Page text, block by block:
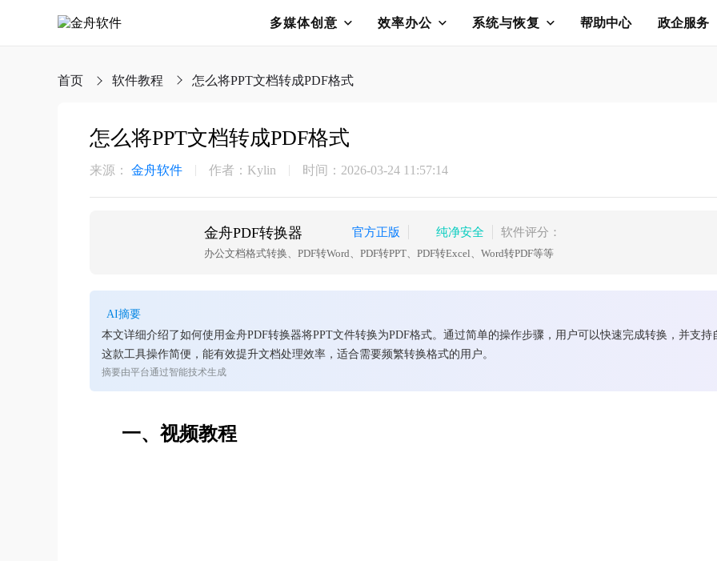
多媒体创意 效率办公 系统与恢复 帮助中心 政企服务
首页 软件教程 怎么将PPT文档转成PDF格式
怎么将PPT文档转成PDF格式
来源： 金舟软件 作者：Kylin 时间：2026-03-24 11:57:14
金舟PDF转换器 官方正版 纯净安全 软件评分：
办公文档格式转换、PDF转Word、PDF转PPT、PDF转Excel、Word转PDF等等
AI摘要
本文详细介绍了如何使用金舟PDF转换器将PPT文件转换为PDF格式。通过简单的操作步骤，用户可以快速完成转换，并支
这款工具操作简便，能有效提升文档处理效率，适合需要频繁转换格式的用户。
摘要由平台通过智能技术生成
一、视频教程